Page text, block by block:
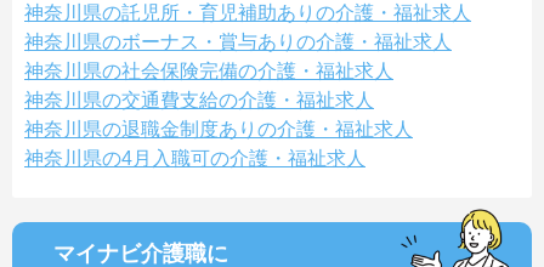
神奈川県の託児所・育児補助ありの介護・福祉求人
神奈川県のボーナス・賞与ありの介護・福祉求人
神奈川県の社会保険完備の介護・福祉求人
神奈川県の交通費支給の介護・福祉求人
神奈川県の退職金制度ありの介護・福祉求人
神奈川県の4月入職可の介護・福祉求人
マイナビ介護職に